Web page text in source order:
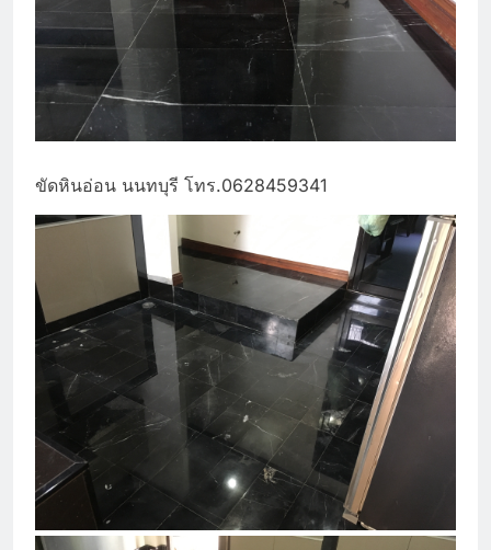
ขัดหินอ่อน นนทบุรี โทร.0628459341